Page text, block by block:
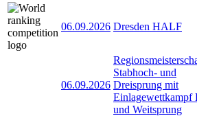
06.09.2026 Dresden HALF
06.09.2026
Stabhoch- und
Dreisprung mit
Einlagewettkampf
und Weitsprung